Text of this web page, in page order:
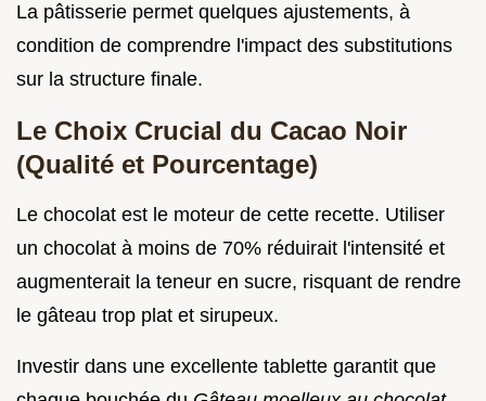
La pâtisserie permet quelques ajustements, à
condition de comprendre l'impact des substitutions
sur la structure finale.
Le Choix Crucial du Cacao Noir
(Qualité et Pourcentage)
Le chocolat est le moteur de cette recette. Utiliser
un chocolat à moins de 70% réduirait l'intensité et
augmenterait la teneur en sucre, risquant de rendre
le gâteau trop plat et sirupeux.
Investir dans une excellente tablette garantit que